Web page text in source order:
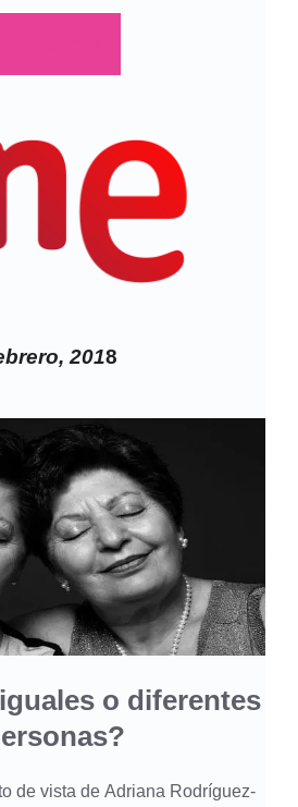
2018
o diferentes
de vista de Adriana Rodríguez-